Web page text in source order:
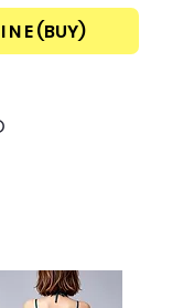
N E (BUY)